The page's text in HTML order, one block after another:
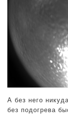
А без него
без подогрева